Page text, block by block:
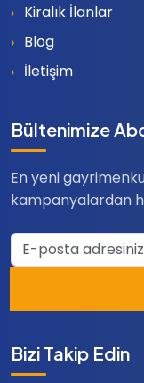
Kiralık İlanlar
Blog
İletişim
Bültenimize
En yeni
kampanyalardan
Bizi Takip Edin